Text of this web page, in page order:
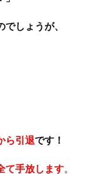
しょうが、
ら引退です！
て手放します。